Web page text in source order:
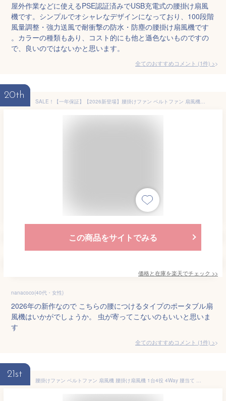
屋外作業などに使えるPSE認証済みでUSB充電式の腰掛け扇風
機です。シンプルでオシャレなデザインになっており、100段階
風量調整・強力送風で耐衝撃の防水・防塵の腰掛け扇風機です
。カラーの種類もあり、コスト的にも他と遜色ないものですの
で、良いのではないかと思います。
全てのおすすめコメント (1件) >
20th
SALE！【一年保証】【2026新登場】腰掛けファン ベルトファン 扇風機 腰掛け扇風機 腰当て 首掛けファン ポータブルファン 強力風量 ポータブル扇風機 10000mAh 36時間稼働 蚊よけ機能 小型 ジェットファン usb充電 LED表示 静音 耐衝撃 熱中症対策 釣り 登山冷却ファン
この商品をサイトでみる
価格と在庫を楽天でチェック >>
nanacoco(40代・女性)
2026年の新作なので こちらの腰につけるタイプのポータブル扇
風機はいかがでしょうか。 虫が寄ってこないのもいいと思いま
す
全てのおすすめコメント (1件) >
21st
腰掛けファン ベルトファン 扇風機 腰掛け扇風機 1台4役 4Way 腰当て 首掛けファン ポータブルファン 100段階風量 強力風量 ポータブル扇風機 6000mAh大容量 長時間稼働 暑さ対策 熱中症対策 携帯 小型 usb充電 省エネ LED表示 懐中電灯 アウトドア 釣り 登山 屋外 配達作業